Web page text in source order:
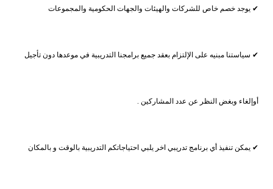
✔ يوجد خصم خاص للشركات والهيئات والجهات الحكومية والمجموعات
✔ سياستنا مبنيه على الإلتزام بعقد جميع برامجنا التدريبية في موعدها دون تأجيل
أوإلغاء وبغض النظر عن عدد المشاركين .
✔ يمكن تنفيذ أي برنامج تدريبي اخر يلبي احتياجاتكم التدريبية بالوقت و بالمكان